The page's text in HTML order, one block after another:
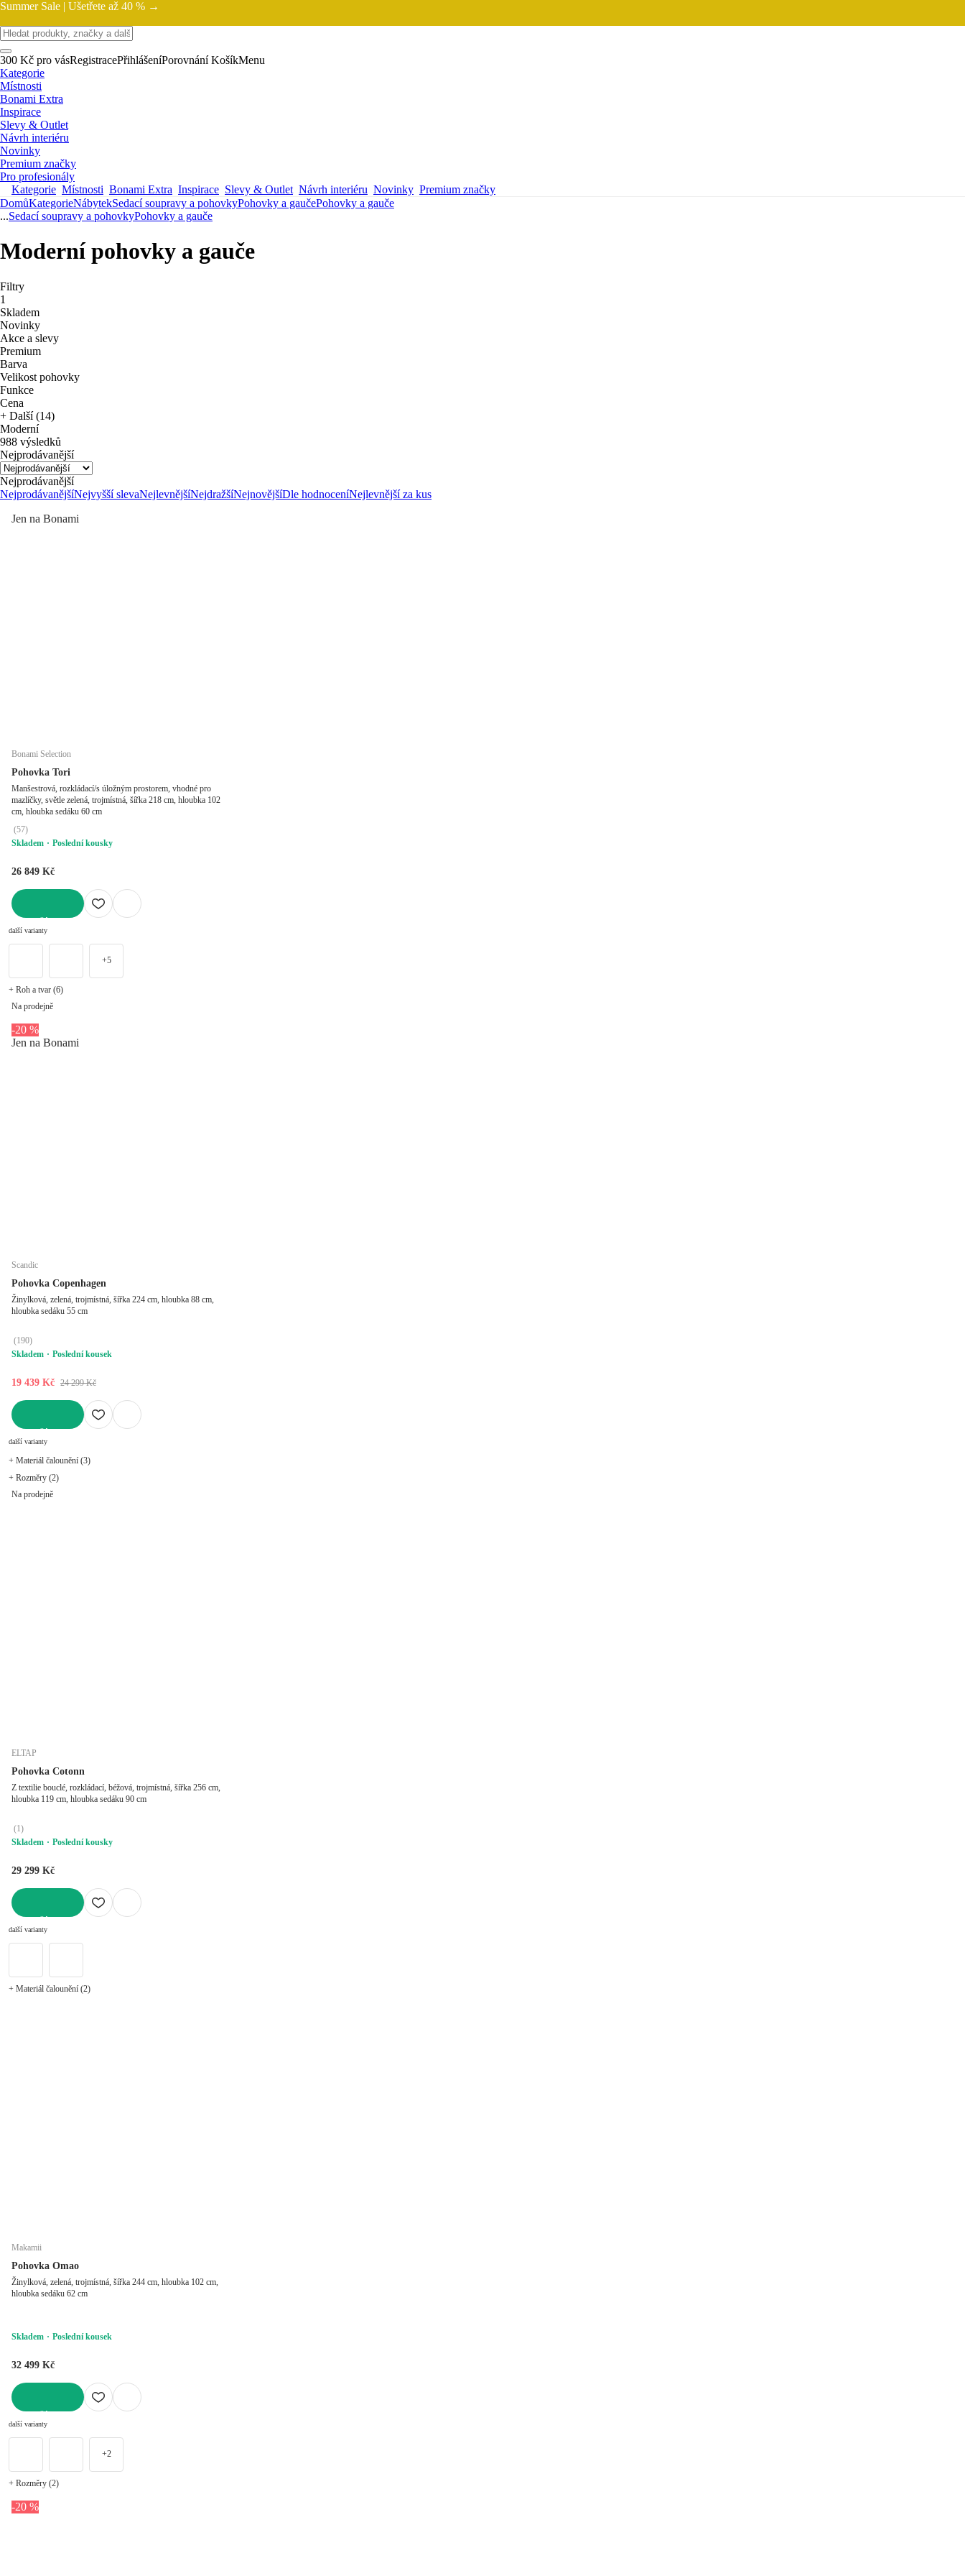
Summer Sale | Ušetřete až 40 % →
300 Kč pro vásRegistracePřihlášeníPorovnání KošíkMenu
Kategorie
Místnosti
Bonami Extra
Inspirace
Slevy & Outlet
Návrh interiéru
Novinky
Premium značky
Pro profesionály
Kategorie Místnosti Bonami Extra Inspirace Slevy & Outlet Návrh interiéru Novinky Premium značky
DomůKategorieNábytekSedací soupravy a pohovkyPohovky a gaučePohovky a gauče
...Sedací soupravy a pohovkyPohovky a gauče
Moderní pohovky a gauče
Filtry
1
Skladem
Novinky
Akce a slevy
Premium
Barva
Velikost pohovky
Funkce
Cena
+ Další (14)
Moderní
988 výsledků
Nejprodávanější
Nejprodávanější
NejprodávanějšíNejvyšší slevaNejlevnějšíNejdražšíNejnovějšíDle hodnoceníNejlevnější za kus
Jen na Bonami
Bonami Selection
Pohovka Tori
Manšestrová, rozkládací/s úložným prostorem, vhodné pro
mazlíčky, světle zelená, trojmístná, šířka 218 cm, hloubka 102
cm, hloubka sedáku 60 cm
(57)
Skladem
Poslední kousky
26 849 Kč
další varianty
+5
+ Roh a tvar (6)
Na prodejně
-20 %
Jen na Bonami
Scandic
Pohovka Copenhagen
Žinylková, zelená, trojmístná, šířka 224 cm, hloubka 88 cm,
hloubka sedáku 55 cm
(190)
Skladem
Poslední kousek
19 439 Kč 24 299 Kč
další varianty
+ Materiál čalounění (3)
+ Rozměry (2)
Na prodejně
ELTAP
Pohovka Cotonn
Z textilie bouclé, rozkládací, béžová, trojmístná, šířka 256 cm,
hloubka 119 cm, hloubka sedáku 90 cm
(1)
Skladem
Poslední kousky
29 299 Kč
další varianty
+ Materiál čalounění (2)
Makamii
Pohovka Omao
Žinylková, zelená, trojmístná, šířka 244 cm, hloubka 102 cm,
hloubka sedáku 62 cm
Skladem Poslední kousek
32 499 Kč
další varianty
+2
+ Rozměry (2)
-20 %